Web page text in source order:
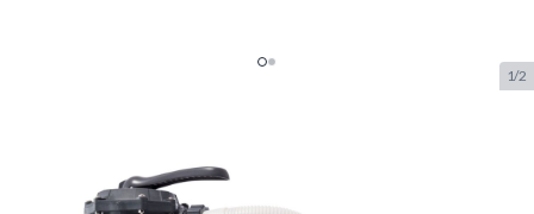
1/2
Zandfilter Pomp 8.000L/U -